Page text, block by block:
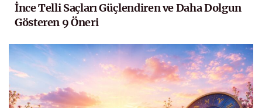
İnce Telli Saçları Güçlendiren ve Daha Dolgun
Gösteren 9 Öneri